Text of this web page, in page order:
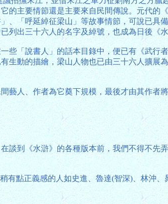
的主要情節還是主要來自民間傳說。元代的
、「呼延綽征梁山」等故事情節，可說已具
列出三十六人的名字及綽號，也成為日後《
些「說書人」的話本目錄中，便已有《武行
生動的描繪，梁山人物也已由三十六人擴展
藝人、作者為它奠下規模，最後才由其作者
談到《水滸》的各種版本前，我們不得不先
有點正義感的人如史進、魯達(智深)、林沖